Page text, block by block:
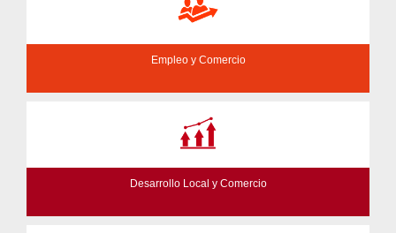
Empleo y Comercio
Desarrollo Local y Comercio